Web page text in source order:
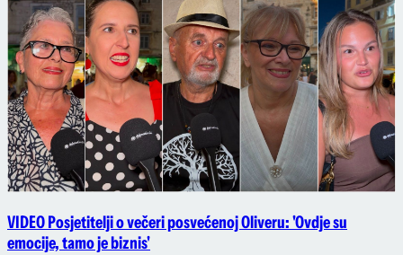
VIDEO Posjetitelji o večeri posvećenoj Oliveru: 'Ovdje su
emocije, tamo je biznis'